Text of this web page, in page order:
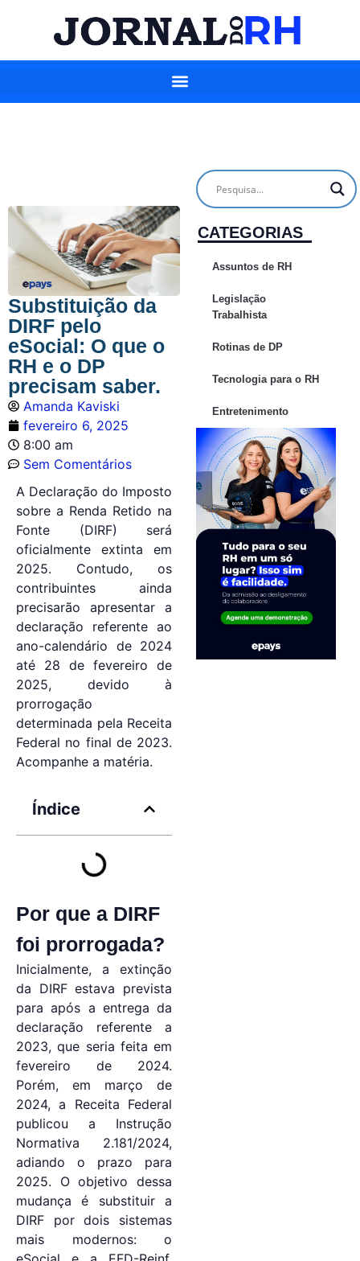
Substituição da
DIRF pelo
eSocial: O que o
RH e o DP
precisam saber.
Amanda Kaviski
fevereiro 6, 2025
8:00 am
Sem Comentários
A Declaração do Imposto
sobre a Renda Retido na
Fonte (DIRF) será
oficialmente extinta em
2025. Contudo, os
contribuintes ainda
precisarão apresentar a
declaração referente ao
ano-calendário de 2024
até 28 de fevereiro de
2025, devido à
prorrogação
determinada pela Receita
Federal no final de 2023.
Acompanhe a matéria.
Índice
Por que a DIRF
foi prorrogada?
Inicialmente, a extinção
da DIRF estava prevista
para após a entrega da
declaração referente a
2023, que seria feita em
fevereiro de 2024.
Porém, em março de
2024, a Receita Federal
publicou a Instrução
Normativa 2.181/2024,
adiando o prazo para
2025. O objetivo dessa
mudança é substituir a
DIRF por dois sistemas
mais modernos: o
CATEGORIAS
Assuntos de RH
Legislação
Trabalhista
Rotinas de DP
Tecnologia para o RH
Entretenimento